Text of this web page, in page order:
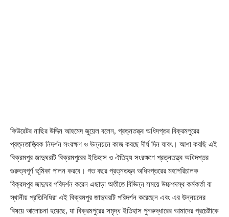
কিউরেটর নাছির উদ্দিন আহমেদ জুয়েল বলেন, প্রত্নতত্ত্ব অধিদপ্তর বিক্রমপুরের
প্রত্নতাত্ত্বিক নিদর্শন সংরক্ষণ ও উন্নয়নে কাজ করছে দীর্ঘ দিন যাবৎ। আশা করছি এই
বিক্রমপুর জাদুঘরটি বিক্রমপুরের ইতিহাস ও ঐতিহ্য সংরক্ষণে প্রত্নতত্ত্ব অধিদপ্তর
গুরুত্বপূর্ণ ভূমিকা পালন করবে। গত বছর প্রত্নতত্ত্ব অধিদপ্তরের মহাপরিচালক
বিক্রমপুর জাদুঘর পরিদর্শন করেন এছাড়া অতীতে বিভিন্ন সময়ে উচ্চপদস্থ কর্মকর্তা বা
স্থানীয় প্রতিনিধিরা এই বিক্রমপুর জাদুঘরটি পরিদর্শন করেছেন এবং এর উন্নয়নের
বিষয়ে আলোচনা হয়েছে, যা বিক্রমপুরের সমৃদ্ধ ইতিহাস পুনরুদ্ধারের আমাদের প্রচেষ্টাকে